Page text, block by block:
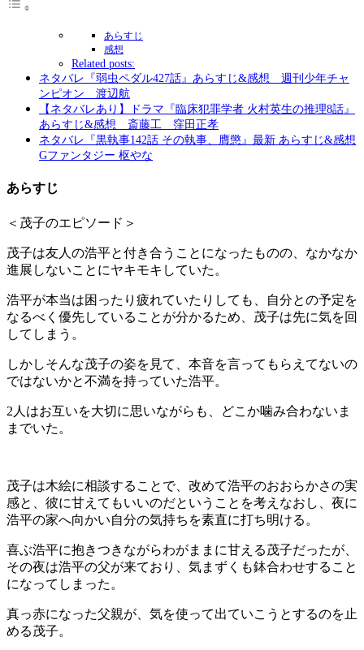
あらすじ
感想
Related posts:
ネタバレ『弱虫ペダル427話』あらすじ&感想 週刊少年チャ
ンピオン 渡辺航
【ネタバレあり】ドラマ『臨床犯罪学者 火村英生の推理8話』
あらすじ&感想 斎藤工 窪田正孝
ネタバレ『黒執事142話 その執事、膺懲』最新 あらすじ&感想
Gファンタジー 枢やな
あらすじ
＜茂子のエピソード＞
茂子は友人の浩平と付き合うことになったものの、なかなか
進展しないことにヤキモキしていた。
浩平が本当は困ったり疲れていたりしても、自分との予定を
なるべく優先していることが分かるため、茂子は先に気を回
してしまう。
しかしそんな茂子の姿を見て、本音を言ってもらえてないの
ではないかと不満を持っていた浩平。
2人はお互いを大切に思いながらも、どこか噛み合わないま
までいた。
茂子は木絵に相談することで、改めて浩平のおおらかさの実
感と、彼に甘えてもいいのだということを考えなおし、夜に
浩平の家へ向かい自分の気持ちを素直に打ち明ける。
喜ぶ浩平に抱きつきながらわがままに甘える茂子だったが、
その夜は浩平の父が来ており、気まずくも鉢合わせすること
になってしまった。
真っ赤になった父親が、気を使って出ていこうとするのを止
める茂子。